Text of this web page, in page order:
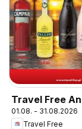
Travel Free
01.08. - 31.08.2026
Travel Free